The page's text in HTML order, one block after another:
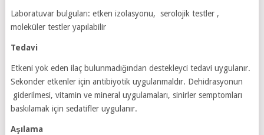
Laboratuvar bulguları: etken izolasyonu, serolojik testler ,
moleküler testler yapılabilir
Tedavi
Etkeni yok eden ilaç bulunmadığından destekleyci tedavi uygulanır.
Sekonder etkenler için antibiyotik uygulanmaldır. Dehidrasyonun
giderilmesi, vitamin ve mineral uygulamaları, sinirler semptomları
baskılamak için sedatifler uygulanır.
Aşılama